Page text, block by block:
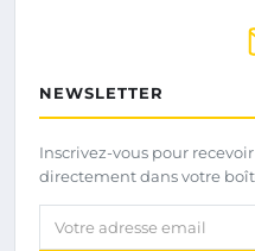
NEWSLETTER
Inscrivez-vous pour
directement dans votre
Votre adresse email